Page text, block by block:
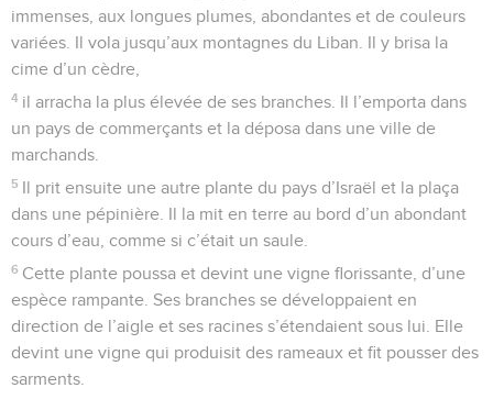
immenses, aux longues plumes, abondantes et de couleurs
variées. Il vola jusqu’aux montagnes du Liban. Il y brisa la
cime d’un cèdre,
4 il arracha la plus élevée de ses branches. Il l’emporta dans
un pays de commerçants et la déposa dans une ville de
marchands.
5 Il prit ensuite une autre plante du pays d’Israël et la plaça
dans une pépinière. Il la mit en terre au bord d’un abondant
cours d’eau, comme si c’était un saule.
6 Cette plante poussa et devint une vigne florissante, d’une
espèce rampante. Ses branches se développaient en
direction de l’aigle et ses racines s’étendaient sous lui. Elle
devint une vigne qui produisit des rameaux et fit pousser des
sarments.